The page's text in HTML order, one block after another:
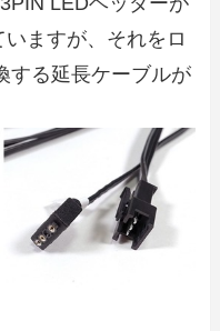
ますが、それをロ
する延長ケーブルが